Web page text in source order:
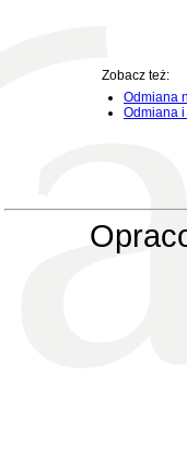
Zobacz też:
Odmiana
Odmiana